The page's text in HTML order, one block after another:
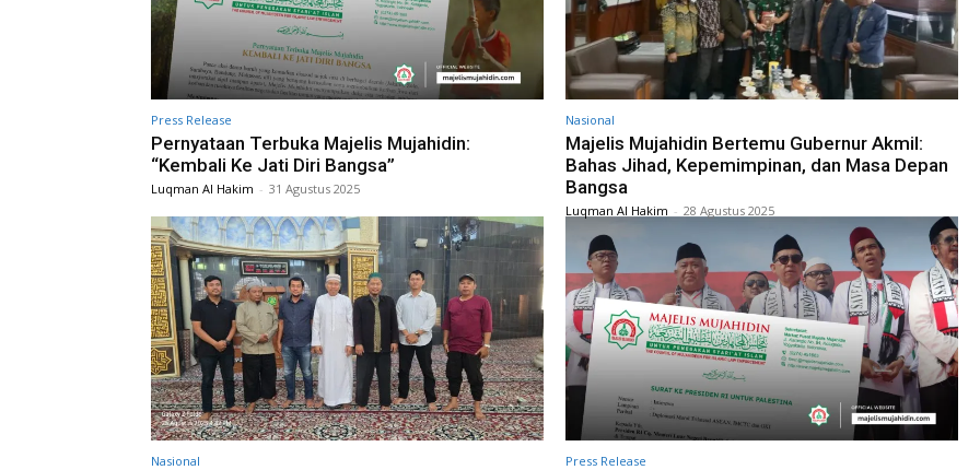
Press Release
Pernyataan Terbuka Majelis Mujahidin:
“Kembali Ke Jati Diri Bangsa”
Luqman Al Hakim - 31 Agustus 2025
Nasional
Majelis Mujahidin Bertemu Gubernur Akmil:
Bahas Jihad, Kepemimpinan, dan Masa Depan
Bangsa
Luqman Al Hakim - 28 Agustus 2025
Nasional Press Release